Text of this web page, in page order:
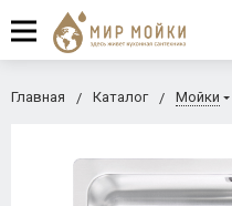
Главная Каталог Мойки